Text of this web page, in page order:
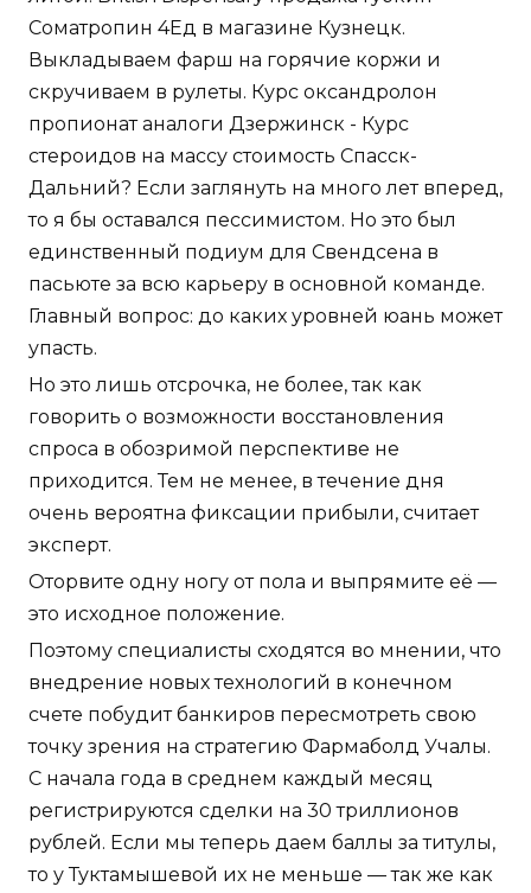
Cоматропин 4Ед в магазине Кузнецк.
Выкладываем фарш на горячие коржи и
скручиваем в рулеты. Курс оксандролон
пропионат аналоги Дзержинск - Курс
стероидов на массу стоимость Спасск-
Дальний? Если заглянуть на много лет вперед,
то я бы оставался пессимистом. Но это был
единственный подиум для Свендсена в
пасьюте за всю карьеру в основной команде.
Главный вопрос: до каких уровней юань может
упасть.
Но это лишь отсрочка, не более, так как
говорить о возможности восстановления
спроса в обозримой перспективе не
приходится. Тем не менее, в течение дня
очень вероятна фиксации прибыли, считает
эксперт.
Оторвите одну ногу от пола и выпрямите её —
это исходное положение.
Поэтому специалисты сходятся во мнении, что
внедрение новых технологий в конечном
счете побудит банкиров пересмотреть свою
точку зрения на стратегию Фармаболд Учалы.
С начала года в среднем каждый месяц
регистрируются сделки на 30 триллионов
рублей. Если мы теперь даем баллы за титулы,
то у Туктамышевой их не меньше — так же как